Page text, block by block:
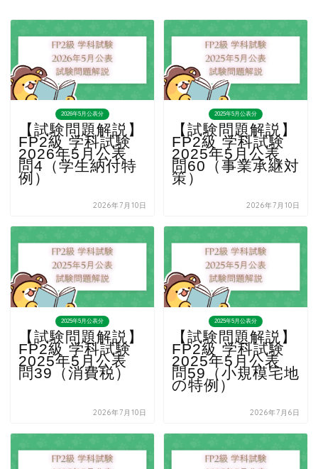
2026年5月公表分
【試験問題解説】
FP2級 学科試験
2026年5月公表
問4（学生納付特
例）
2026年7月10日
2025年5月公表分
【試験問題解説】
FP2級 学科試験
2025年5月公表
問60（事業承継対
策）
2026年7月10日
2025年5月公表分
【試験問題解説】
FP2級 学科試験
2025年5月公表
問39（消費税）
2026年7月10日
2025年5月公表分
【試験問題解説】
FP2級 学科試験
2025年5月公表
問59（小規模宅地
の特例）
2026年7月6日